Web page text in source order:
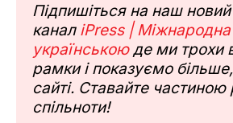
Підпишіться на наш
канал iPress |
українськоюде ми трохи
рамки і показуємо
сайті. Ставайте частиною
спільноти!